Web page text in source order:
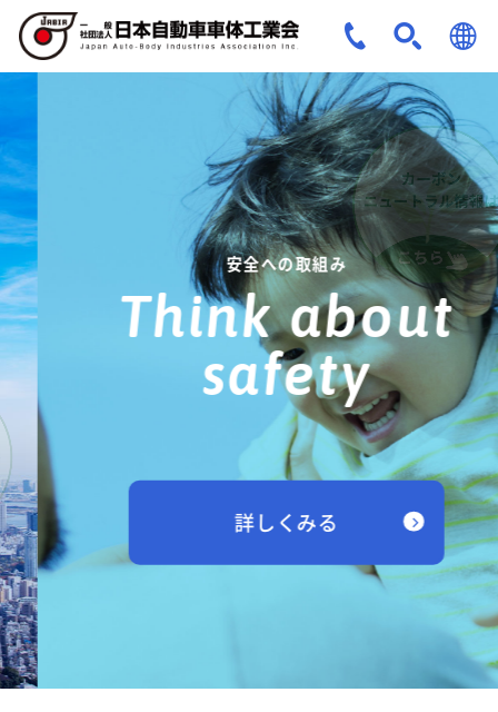
JPN
ENG
安全への取組み
Think about
safety
詳しくみる